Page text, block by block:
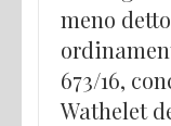
meno
673/16,
Wathelet